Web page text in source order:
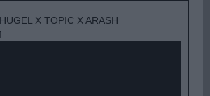
X TOPIC X ARASH